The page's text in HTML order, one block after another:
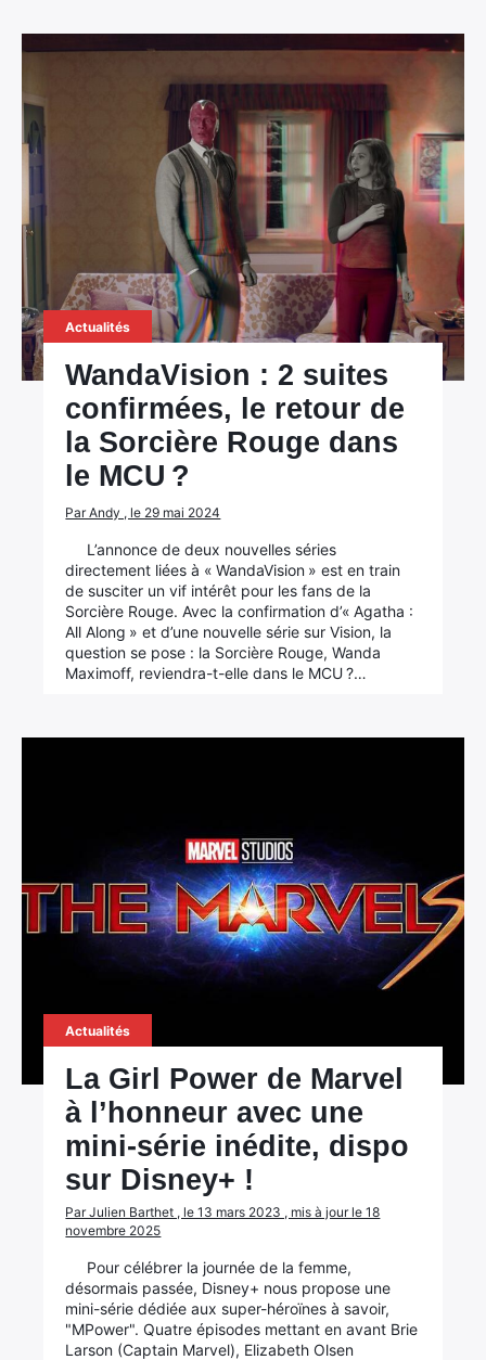
Actualités
WandaVision : 2 suites
confirmées, le retour de
la Sorcière Rouge dans
le MCU ?
Par Andy , le 29 mai 2024
L’annonce de deux nouvelles séries
directement liées à « WandaVision » est en train
de susciter un vif intérêt pour les fans de la
Sorcière Rouge. Avec la confirmation d’« Agatha :
All Along » et d’une nouvelle série sur Vision, la
question se pose : la Sorcière Rouge, Wanda
Maximoff, reviendra-t-elle dans le MCU ?…
Actualités
La Girl Power de Marvel
à l’honneur avec une
mini-série inédite, dispo
sur Disney+ !
Par Julien Barthet , le 13 mars 2023 , mis à jour le 18
novembre 2025
Pour célébrer la journée de la femme,
désormais passée, Disney+ nous propose une
mini-série dédiée aux super-héroïnes à savoir,
"MPower". Quatre épisodes mettant en avant Brie
Larson (Captain Marvel), Elizabeth Olsen
Rechercher